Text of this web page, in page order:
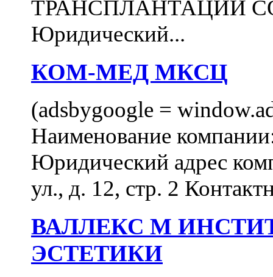
ТРАНСПЛАНТАЦИИ
Юридический...
КОМ-МЕД МКСЦ
(adsbygoogle =
Наименование
Юридический адрес
ул., д. 12, стр. 2
ВАЛЛЕКС М
ЭСТЕТИКИ